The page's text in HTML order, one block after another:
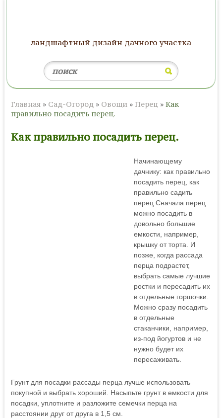
ландшафтный дизайн дачного участка
Главная» Сад-Огород» Овощи» Перец» Как
правильно посадить перец.
Как правильно посадить перец.
Начинающему
дачнику: как правильно
посадить перец, как
правильно садить
перец Сначала перец
можно посадить в
довольно большие
емкости, например,
крышку от торта. И
позже, когда рассада
перца подрастет,
выбрать самые лучшие
ростки и пересадить их
в отдельные горшочки.
Можно сразу посадить
в отдельные
стаканчики, например,
из-под йогуртов и не
нужно будет их
пересаживать.
Грунт для посадки рассады перца лучше использовать
покупной и выбрать хороший. Насыпьте грунт в емкости для
посадки, уплотните и разложите семечки перца на
расстоянии друг от друга в 1,5 см.